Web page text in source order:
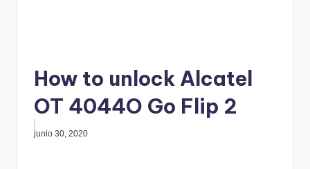
How to unlock Alcatel
OT 4044O Go Flip 2
junio 30, 2020